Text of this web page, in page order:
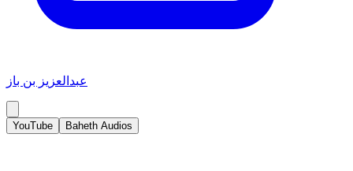
عبدالعزيز بن باز
YouTube Baheth Audios